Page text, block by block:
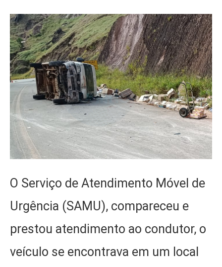
O Serviço de Atendimento Móvel de
Urgência (SAMU), compareceu e
prestou atendimento ao condutor, o
veículo se encontrava em um local